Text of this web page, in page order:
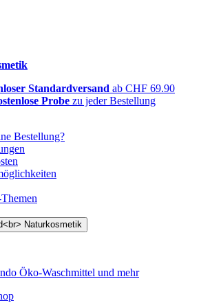
Standardversand ab CHF 69.90
Probe zu jeder Bestellung
Bestellung?
Öko-Waschmittel und mehr